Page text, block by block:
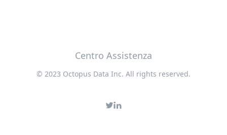
Centro Assistenza
© 2023 Octopus Data Inc. All rights reserved.